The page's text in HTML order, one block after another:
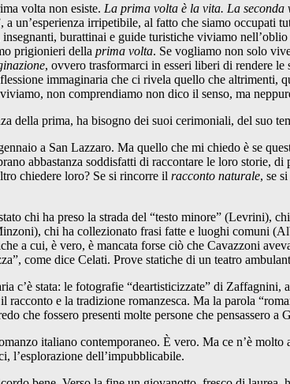
volta non esiste. La prima volta è la vita. La seconda
a un’esperienza irripetibile, al fatto che siamo
insegnanti, burattinai e guide turistiche viviamo
prigionieri della prima volta. Se vogliamo non solo
, ovvero trasformarci in esseri liberi di rendere
immaginaria che ci rivela quello che
non comprendiamo non dico il senso, ma
della prima, ha bisogno dei suoi cerimoniali, del suo
a San Lazzaro. Ma quello che mi chiedo è se
abbastanza soddisfatti di raccontare le loro storie,
chiedere loro? Se si rincorre il racconto naturale, se
chi ha preso la strada del “testo minore”
chi ha collezionato frasi fatte e luoghi comuni
a cui, è vero, è mancata forse ciò che Cavazzoni
come dice Celati. Prove statiche di un teatro
c’è stata: le fotografie “deartisticizzate” di
racconto e la tradizione romanzesca. Ma la parola
che fossero presenti molte persone che pensassero a
italiano contemporaneo. È vero. Ma ce n’è molto
l’esplorazione dell’impubblicabile.